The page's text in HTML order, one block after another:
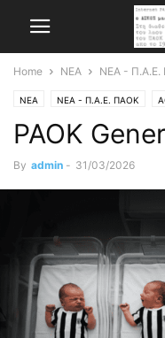
Home ΝΕΑ ΝΕΑ - Π.Α.Ε.
ΝΕΑ ΝΕΑ - Π.Α.Ε. ΠΑΟΚ
PAOK
By admin - 31/03/2026